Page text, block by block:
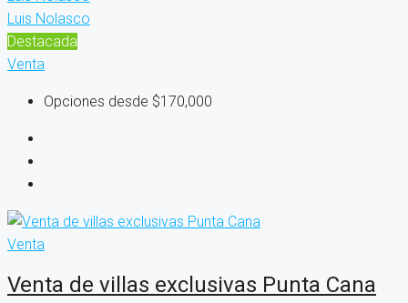
Luis Nolasco
Destacada
Venta
Opciones desde $170,000
Venta
Venta de villas exclusivas Punta Cana